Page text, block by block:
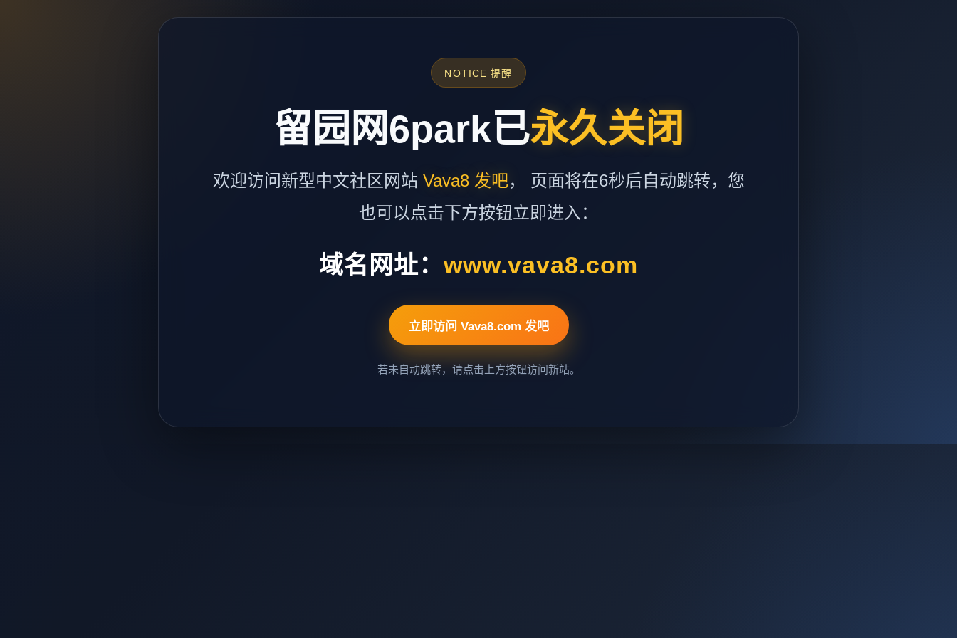
NOTICE 提醒
留园网6park已永久关闭
欢迎访问新型中文社区网站 Vava8 发吧， 页面将在6秒后自动跳转，您
也可以点击下方按钮立即进入：
域名网址： www.vava8.com
立即访问 Vava8.com 发吧
若未自动跳转，请点击上方按钮访问新站。